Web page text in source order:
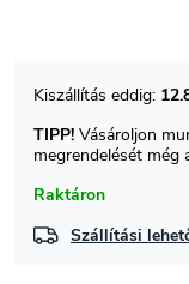
Raktáron
TIPP! Vásároljon
megrendelését még
Szállítási